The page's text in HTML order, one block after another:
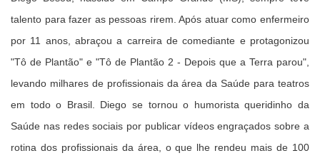
talento para fazer as pessoas rirem. Após atuar como enfermeiro
por 11 anos, abraçou a carreira de comediante e protagonizou
"Tô de Plantão" e "Tô de Plantão 2 - Depois que a Terra parou",
levando milhares de profissionais da área da Saúde para teatros
em todo o Brasil. Diego se tornou o humorista queridinho da
Saúde nas redes sociais por publicar vídeos engraçados sobre a
rotina dos profissionais da área, o que lhe rendeu mais de 100